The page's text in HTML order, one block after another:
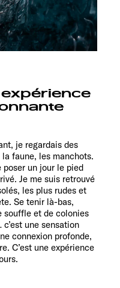
je regardais des
faune, les manchots.
poser un jour le pied
Je me suis retrouvé
les plus rudes et
Se tenir là-bas,
souffle et de colonies
une sensation
connexion profonde,
C’est une expérience